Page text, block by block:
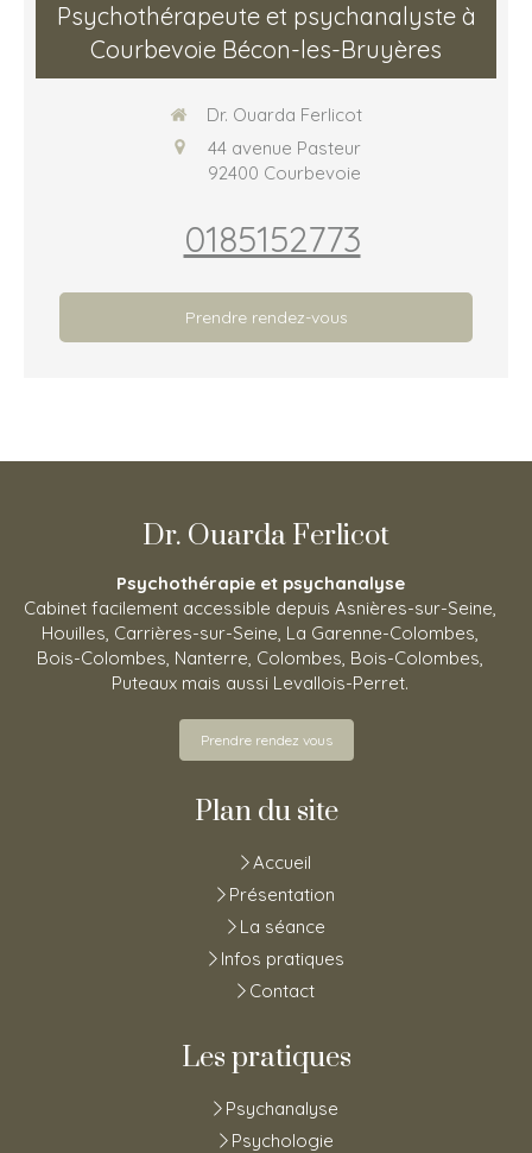
Psychothérapeute et psychanalyste à
Courbevoie Bécon-les-Bruyères
Dr. Ouarda Ferlicot
44 avenue Pasteur
92400 Courbevoie
0185152773
Prendre rendez-vous
Dr. Ouarda Ferlicot
Psychothérapie et psychanalyse
Cabinet facilement accessible depuis Asnières-sur-Seine,
Houilles, Carrières-sur-Seine, La Garenne-Colombes,
Bois-Colombes, Nanterre, Colombes, Bois-Colombes,
Puteaux mais aussi Levallois-Perret.
Prendre rendez vous
Plan du site
Accueil
Présentation
La séance
Infos pratiques
Contact
Les pratiques
Psychanalyse
Psychologie